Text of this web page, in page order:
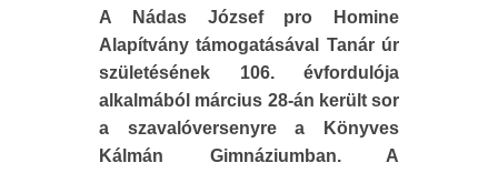
A Nádas József pro Homine
Alapítvány támogatásával Tanár úr
születésének 106. évfordulója
alkalmából március 28-án került sor
a szavalóversenyre a Könyves
Kálmán Gimnáziumban. A